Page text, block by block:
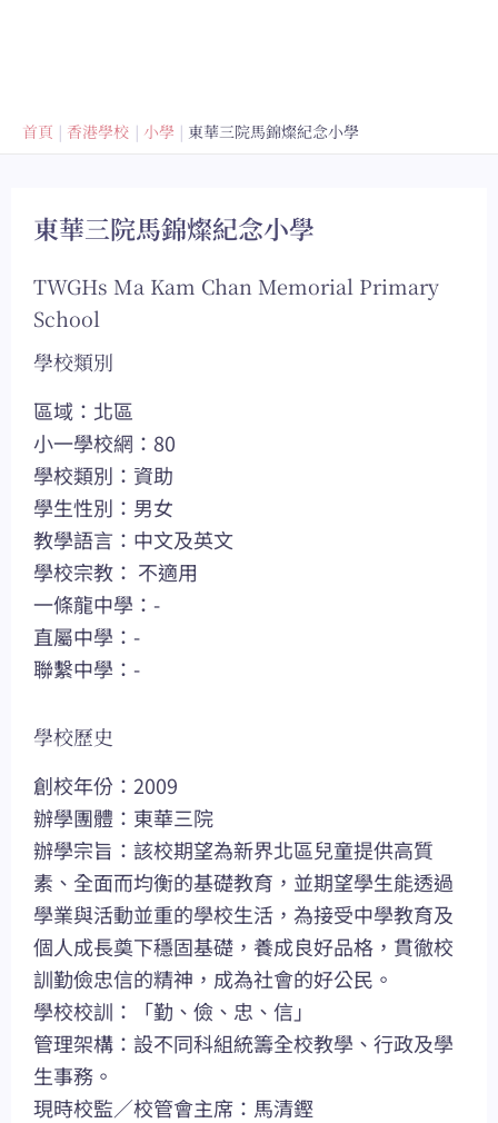
首頁 香港學校 小學 東華三院馬錦燦紀念小學
東華三院馬錦燦紀念小學
TWGHs Ma Kam Chan Memorial Primary
School
學校類別
區域：北區
小一學校網：80
學校類別：資助
學生性別：男女
教學語言：中文及英文
學校宗教： 不適用
一條龍中學：-
直屬中學：-
聯繫中學：-
學校歷史
創校年份：2009
辦學團體：東華三院
辦學宗旨：該校期望為新界北區兒童提供高質
素、全面而均衡的基礎教育，並期望學生能透過
學業與活動並重的學校生活，為接受中學教育及
個人成長奠下穩固基礎，養成良好品格，貫徹校
訓勤儉忠信的精神，成為社會的好公民。
學校校訓：「勤、儉、忠、信」
管理架構：設不同科組統籌全校教學、行政及學
生事務。
現時校監／校管會主席：馬清鏗